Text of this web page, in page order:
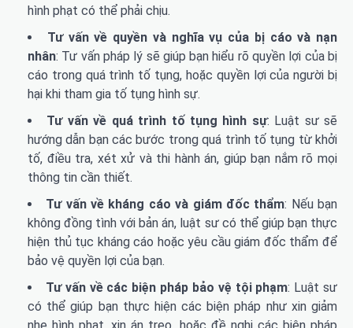
hình phạt có thể phải chịu.
Tư vấn về quyền và nghĩa vụ của bị cáo và nạn
nhân: Tư vấn pháp lý sẽ giúp bạn hiểu rõ quyền lợi của bị
cáo trong quá trình tố tụng, hoặc quyền lợi của người bị
hại khi tham gia tố tụng hình sự.
Tư vấn về quá trình tố tụng hình sự: Luật sư sẽ
hướng dẫn bạn các bước trong quá trình tố tụng từ khởi
tố, điều tra, xét xử và thi hành án, giúp bạn nắm rõ mọi
thông tin cần thiết.
Tư vấn về kháng cáo và giám đốc thẩm: Nếu bạn
không đồng tình với bản án, luật sư có thể giúp bạn thực
hiện thủ tục kháng cáo hoặc yêu cầu giám đốc thẩm để
bảo vệ quyền lợi của bạn.
Tư vấn về các biện pháp bảo vệ tội phạm: Luật sư
có thể giúp bạn thực hiện các biện pháp như xin giảm
nhẹ hình phạt, xin án treo, hoặc đề nghị các biện pháp